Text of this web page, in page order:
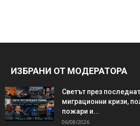
ИЗБРАНИ ОТ МОДЕРАТОРА
Светът през
миграционни кризи,
пожари и...
06/08/2026